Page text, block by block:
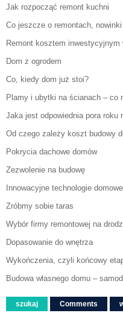
Jak rozpocząć remont kuchni
Co jeszcze o remontach, nowinki
Remont kosztem inwestycyjnym
Dom z ogrodem
Co, kiedy dom już stoi?
Plamy i ubytki na ścianach – co
Jaka jest odpowiednia pora roku
Od czego zależy koszt budowy
Pokrycia dachowe domów
Zezwolenie na budowę
Innowacyjne technologie domowe
Zróbmy sobie taras
Wybór firmy remontowej na
Dopasowanie do wnętrza
Wykończenia, czyli końcowy
Budowa własnego domu –
szukaj Comments